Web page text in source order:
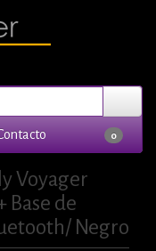
0
Voyager
Base de
Negro